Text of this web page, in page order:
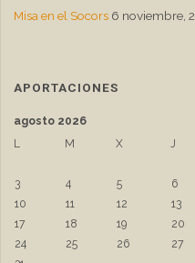
Misa en el Socors 6 noviembre,
APORTACIONES
agosto 2026
L
M X J
3
4 5 6
10
11 12 13
17
18 19 20
24
25 26 27